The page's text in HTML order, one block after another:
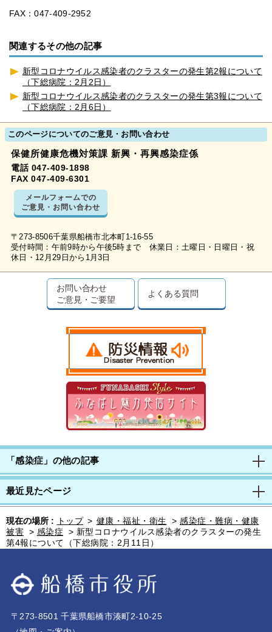
FAX：047-409-2952
関連するその他の記事
新型コロナウイルス感染者のクラスターの発生第2報について
（下総病院：2月2日）
新型コロナウイルス感染者のクラスターの発生第3報について
（下総病院：2月6日）
このページについてのご意見・お問い合わせ
保健所健康危機対策課 新興・再興感染症係
電話 047-409-1898
FAX 047-409-6301
メールフォームでの
ご意見・お問い合わせ
〒273-8506千葉県船橋市北本町1-16-55
受付時間：午前9時から午後5時まで 休業日：土曜日・日曜日・祝
休日・12月29日から1月3日
お問い合わせ
ご意見・ご要望
よくある質問
「感染症」の他の記事
最近見たページ
現在の場所 : トップ > 健康・福祉・衛生 > 感染症・難病・健康
被害 > 感染症 > 新型コロナウイルス感染者のクラスターの発生
第4報について（下総病院：2月11日）
〒273-8501 千葉県船橋市湊町2-10-25